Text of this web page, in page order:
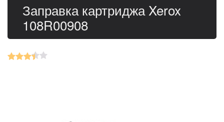
Заправка картриджа Xerox
108R00908